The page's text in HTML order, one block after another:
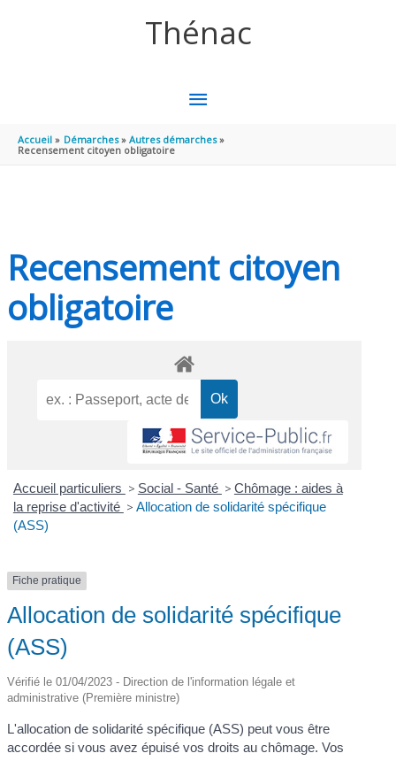
Thénac
MENU
PRINCIPAL
Accueil Démarches
Autres démarches
Recensement citoyen obligatoire
Recensement citoyen
obligatoire
Accueil particuliers > Social - Santé > Chômage : aides à
la reprise d'activité > Allocation de solidarité spécifique
(ASS)
Fiche pratique
Allocation de solidarité spécifique
(ASS)
Vérifié le 01/04/2023 - Direction de l'information légale et
administrative (Première ministre)
L'allocation de solidarité spécifique (ASS) peut vous être
accordée si vous avez épuisé vos droits au chômage. Vos